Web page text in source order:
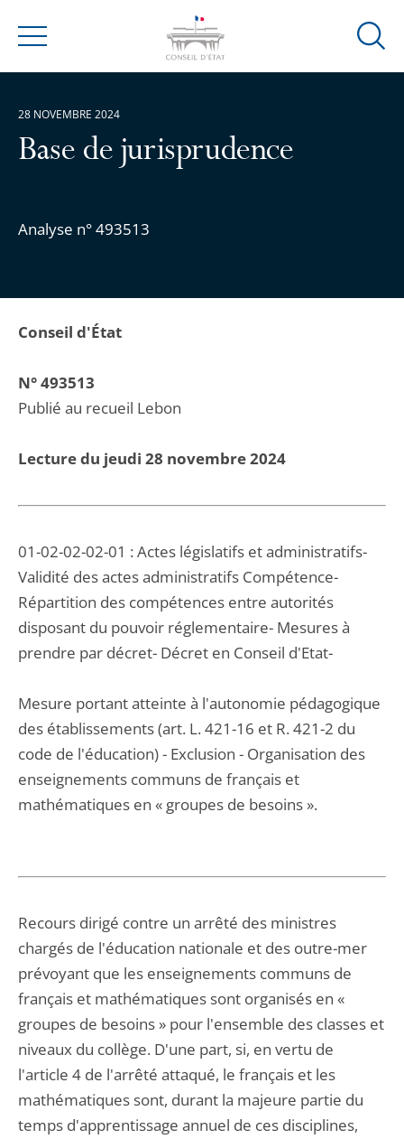
Menu
Ouvrir
Base de jurisprudence
Analyse n° 493513
28 NOVEMBRE 2024
Conseil d'État
N° 493513
Publié au recueil Lebon
Lecture du jeudi 28 novembre 2024
01-02-02-02-01 : Actes législatifs et administratifs-
Validité des actes administratifs Compétence-
Répartition des compétences entre autorités
disposant du pouvoir réglementaire- Mesures à
prendre par décret- Décret en Conseil d'Etat-
Mesure portant atteinte à l'autonomie pédagogique
des établissements (art. L. 421-16 et R. 421-2 du
code de l'éducation) - Exclusion - Organisation des
enseignements communs de français et
mathématiques en « groupes de besoins ».
Recours dirigé contre un arrêté des ministres
chargés de l'éducation nationale et des outre-mer
prévoyant que les enseignements communs de
français et mathématiques sont organisés en «
groupes de besoins » pour l'ensemble des classes et
niveaux du collège. D'une part, si, en vertu de
l'article 4 de l'arrêté attaqué, le français et les
mathématiques sont, durant la majeure partie du
temps d'apprentissage annuel de ces disciplines,